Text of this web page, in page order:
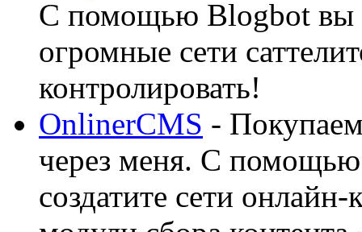
С помощью Blogbot вы
огромные сети
контролировать!
OnlinerCMS -
через меня. С помощью
создатите сети